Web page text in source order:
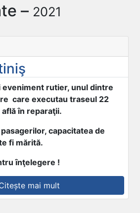
– 2021
eveniment rutier, unul dintre
care executau traseul 22
aflăȋn reparaţii.
capacitatea de
fi mărită.
ȋnţelegere !
mai mult
Păltiniş”